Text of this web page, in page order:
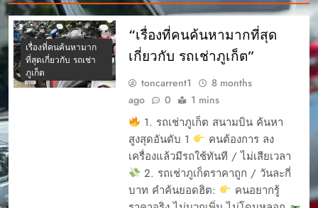
เรื่องที่คนค้นหามาก
ที่สุดเกี่ยวกับ รถเช่า
ภูเก็ต
“เรื่องที่คนค้นหามากที่สุด
เกี่ยวกับ รถเช่าภูเก็ต”
toncarrent1
8 months
ago
0 1 mins
1. รถเช่าภูเก็ต สนามบิน ค้นหา
สูงสุดอันดับ 1
คนต้องการ ลง
เครื่องแล้วมีรถใช้ทันที / ไม่เสียเวลา
2. รถเช่าภูเก็ตราคาถูก / วันละกี่
บาท คำค้นยอดฮิต:
คนอยากรู้